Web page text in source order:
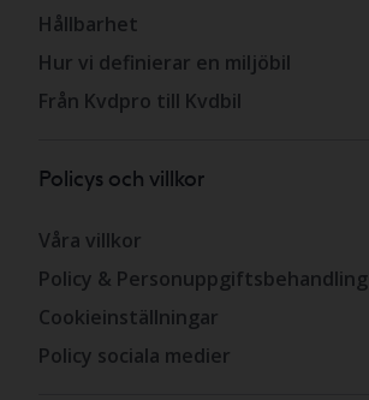
Hållbarhet
Hur vi definierar en miljöbil
Från Kvdpro till Kvdbil
Policys och villkor
Våra villkor
Policy & Personuppgiftsbehandling
Cookieinställningar
Policy sociala medier